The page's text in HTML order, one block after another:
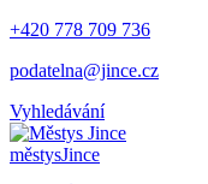
+420 778 709 736
podatelna@jince.cz
Vyhledávání
městysJince